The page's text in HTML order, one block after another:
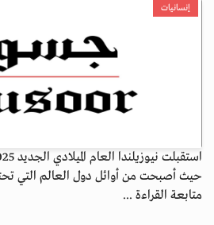
إنسانيات
حيث أصبحت من أوائل دول العالم التي
متابعة القراءة ...